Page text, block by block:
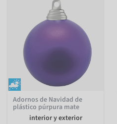
Adornos de Navidad de
plástico púrpura mate
interior y exterior